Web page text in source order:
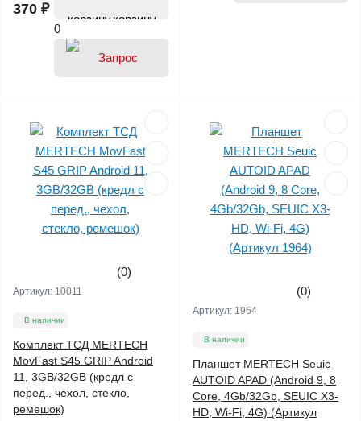
370 ₽
корзину
0
(0)
Артикул: 10011
В наличии
Комплект ТСД MERTECH
MovFast S45 GRIP Android
11, 3GB/32GB (кредл с
перед., чехол, стекло,
ремешок)
(0)
Артикул: 1964
В наличии
Планшет MERTECH Seuic
AUTOID APAD (Android 9, 8
Core, 4Gb/32Gb, SEUIC X3-
HD, Wi-Fi, 4G) (Артикул